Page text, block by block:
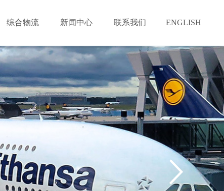
综合物流 新闻中心 联系我们 ENGLISH